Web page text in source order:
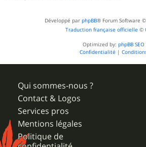
Développé par phpBB® Forum Software
Traduction française officielle ©
Optimized by: phpBB SEO
Confidentialité |
Qui sommes-nous ?
Contact & Logos
Services pros
Mentions légales
Politique de